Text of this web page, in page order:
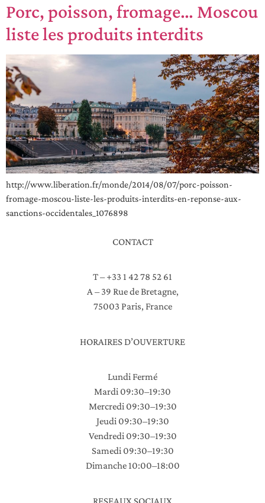
Porc, poisson, fromage… Moscou
liste les produits interdits
http://www.liberation.fr/monde/2014/08/07/porc-poisson-
fromage-moscou-liste-les-produits-interdits-en-reponse-aux-
sanctions-occidentales_1076898
CONTACT
T – +33 1 42 78 52 61
A – 39 Rue de Bretagne,
75003 Paris, France
HORAIRES D’OUVERTURE
Lundi Fermé
Mardi 09:30–19:30
Mercredi 09:30–19:30
Jeudi 09:30–19:30
Vendredi 09:30–19:30
Samedi 09:30–19:30
Dimanche 10:00–18:00
RESEAUX SOCIAUX